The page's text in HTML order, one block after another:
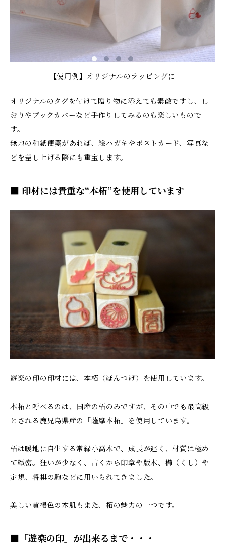
【使用例】オリジナルのラッピングに
オリジナルのタグを付けて贈り物に添えても素敵ですし、し
おりやブックカバーなど手作りしてみるのも楽しいもので
す。
無地の和紙便箋があれば、絵ハガキやポストカード、写真な
どを差し上げる際にも重宝します。
■ 印材には貴重な“本柘”を使用しています
遊楽の印の印材には、本柘（ほんつげ）を使用しています。
本柘と呼べるのは、国産の柘のみですが、その中でも最高級
とされる鹿児島県産の「薩摩本柘」を使用しています。
柘は暖地に自生する常緑小高木で、成長が遅く、材質は極め
て緻密。狂いが少なく、古くから印章や版木、櫛（くし）や
定規、将棋の駒などに用いられてきました。
美しい黄褐色の木肌もまた、柘の魅力の一つです。
■「遊楽の印」が出来るまで・・・